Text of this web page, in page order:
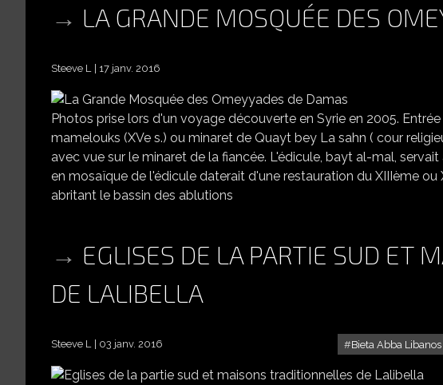
LA GRANDE MOSQUÉE DES
Steeve L 17 janv. 2016
Photos prise lors d'un voyage découverte en Syrie en 2005.
mamelouks (XVe s.) ou minaret de Quayt bey La sahn ( cour
avec vue sur le minaret de la fiancée. L'édicule, bayt al-mal,
en mosaïque de l'édicule daterait d'une restauration du XIIIème
abritant le bassin des ablutions
EGLISES DE LA PARTIE SUD ET
DE LALIBELLA
Bieta Abba Libanos
Steeve L 03 janv. 2016 EGLISES DE LA